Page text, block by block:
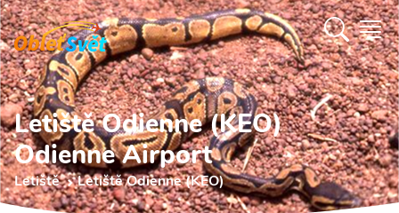
Letiště Odienne (KEO)
Odienne Airport
Letiště Letiště Odienne (KEO)